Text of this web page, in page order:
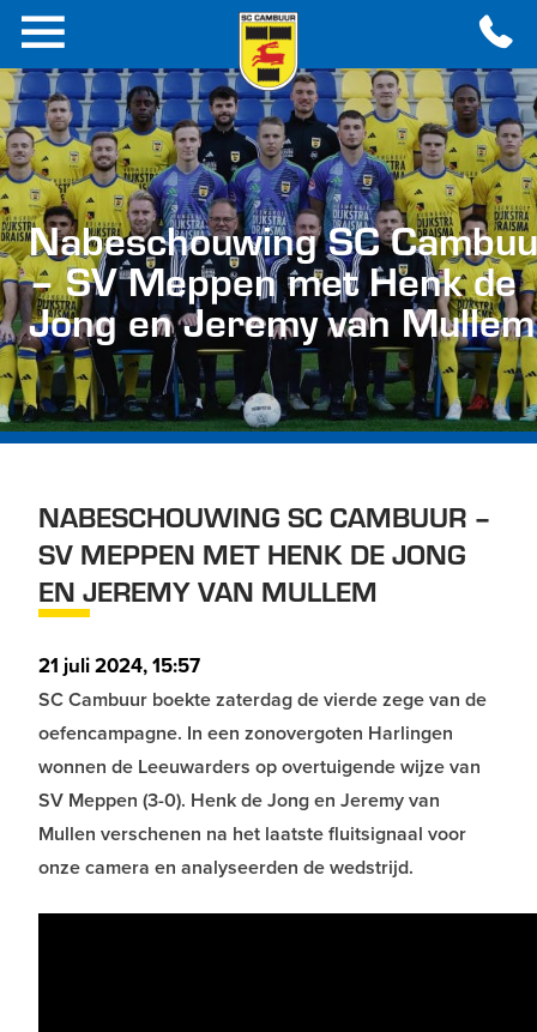
Nabeschouwing SC
– SV Meppen met Henk de
Jong en Jeremy van Mullem
NABESCHOUWING SC CAMBUUR –
SV MEPPEN MET HENK DE JONG
EN JEREMY VAN MULLEM
21 juli 2024, 15:57
SC Cambuur boekte zaterdag de vierde zege van de
oefencampagne. In een zonovergoten Harlingen
wonnen de Leeuwarders op overtuigende wijze van
SV Meppen (3-0). Henk de Jong en Jeremy van
Mullen verschenen na het laatste fluitsignaal voor
onze camera en analyseerden de wedstrijd.